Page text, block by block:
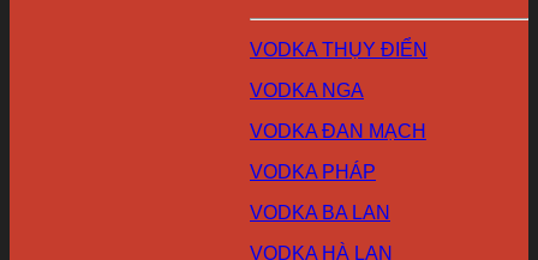
VODKA THỤY ĐIỂN
VODKA NGA
VODKA ĐAN MẠCH
VODKA PHÁP
VODKA BA LAN
VODKA HÀ LAN